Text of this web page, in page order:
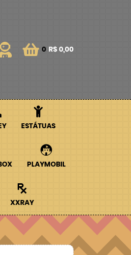
0 R$ 0,00
ESTÁTUAS
PLAYMOBIL
XXRAY